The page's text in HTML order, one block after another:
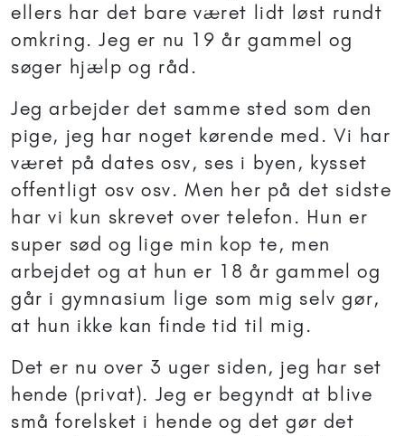
ellers har det bare været lidt løst rundt
omkring. Jeg er nu 19 år gammel og
søger hjælp og råd.
Jeg arbejder det samme sted som den
pige, jeg har noget kørende med. Vi har
været på dates osv, ses i byen, kysset
offentligt osv osv. Men her på det sidste
har vi kun skrevet over telefon. Hun er
super sød og lige min kop te, men
arbejdet og at hun er 18 år gammel og
går i gymnasium lige som mig selv gør,
at hun ikke kan finde tid til mig.
Det er nu over 3 uger siden, jeg har set
hende (privat). Jeg er begyndt at blive
små forelsket i hende og det gør det